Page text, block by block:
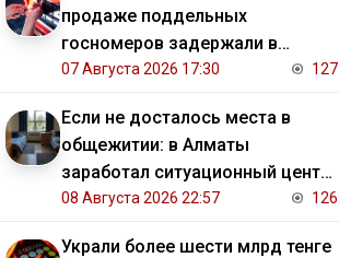
продаже поддельных
госномеров задержали в
Алматы
07 Августа 2026 17:30 127
Если не досталось места в
общежитии: в Алматы
заработал ситуационный центр
для студентов
08 Августа 2026 22:57 126
Украли более шести млрд тенге